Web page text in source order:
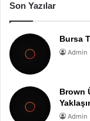
Son Yazılar
Bursa
Admin
Brown
Admin